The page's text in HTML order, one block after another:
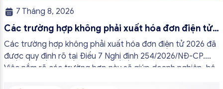
7 Tháng 8, 2026
Các trường hợp không phải xuất hóa đơn điện tử
2026
Các trường hợp không phải xuất hóa đơn điện tử 2026 đã
được quy định rõ tại Điều 7 Nghị định 254/2026/NĐ-CP.
Việc nắm rõ các trường hợp này sẽ giúp doanh nghiệp, hộ